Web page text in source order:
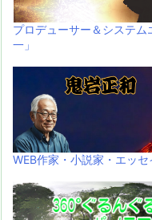
プロデューサー＆システ
一」
WEB作家・小説家・エッセ